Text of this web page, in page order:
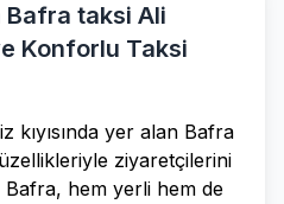
taksi Ali
Konforlu Taksi
kıyısında yer alan Bafra
ziyaretçilerini
hem yerli hem de